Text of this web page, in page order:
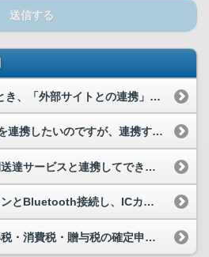
送信する
iPhoneでログインしたとき、「外部サイトとの連携」画面において、「連携」ボタンがグレーアウ...
マイナポータルとe-Taxを連携したいのですが、連携することができません。
マイナポータルが、民間送達サービスと連携してできることを教えて下さい。
スマートフォンをパソコンとBluetooth接続し、ICカードリーダライタの代わりに利用できますか。
マイナポータルから所得税・消費税・贈与税の確定申告書の作成ができますか。